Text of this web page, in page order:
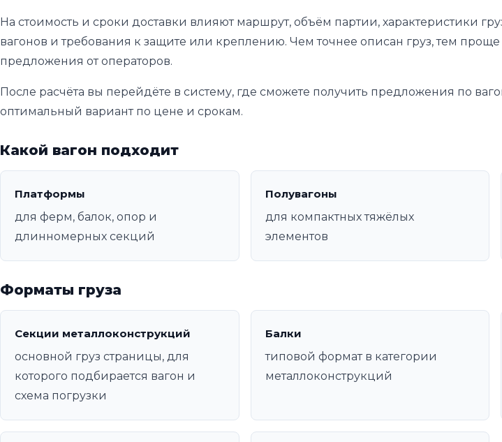
На стоимость и сроки доставки влияют маршрут, объём партии, характеристики
вагонов и требования к защите или креплению. Чем точнее описан груз, тем
предложения от операторов.
После расчёта вы перейдёте в систему, где сможете получить предложения по
оптимальный вариант по цене и срокам.
Какой вагон подходит
Платформы
для ферм, балок, опор и
длинномерных секций
Полувагоны
для компактных тяжёлых
элементов
Форматы груза
Секции металлоконструкций
основной груз страницы, для
которого подбирается вагон и
схема погрузки
Балки
типовой формат в категории
металлоконструкций